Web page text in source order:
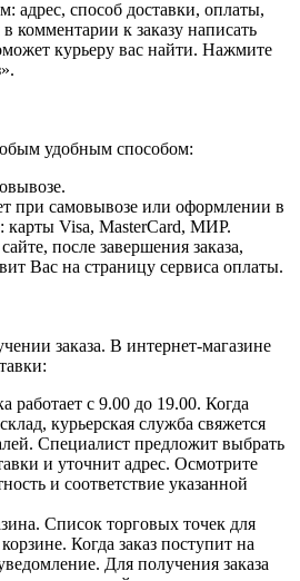
адрес, способ доставки, оплаты,
комментарии к заказу написать
курьеру вас найти. Нажмите
удобным способом:
при самовывозе или оформлении в
карты Visa, MasterCard, МИР.
после завершения заказа,
Вас на страницу сервиса оплаты.
заказа. В интернет-магазине
работает с 9.00 до 19.00. Когда
курьерская служба свяжется
Специалист предложит выбрать
и уточнит адрес. Осмотрите
и соответствие указанной
Список торговых точек для
Когда заказ поступит на
Для получения заказа